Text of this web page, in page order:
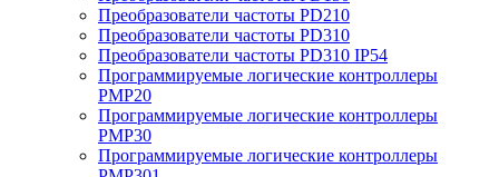
Преобразователи частоты PD210
Преобразователи частоты PD310
Преобразователи частоты PD310 IP54
Программируемые логические контроллеры
PMP20
Программируемые логические контроллеры
PMP30
Программируемые логические контроллеры